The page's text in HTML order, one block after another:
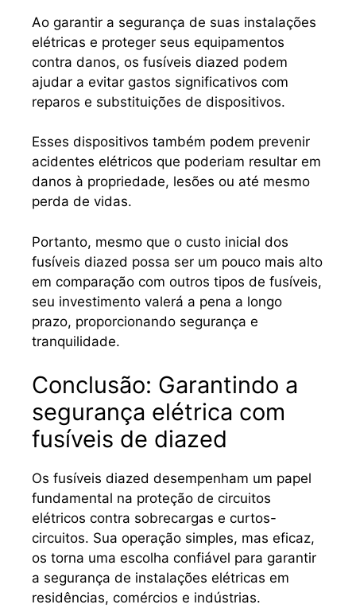
Ao garantir a segurança de suas instalações
elétricas e proteger seus equipamentos
contra danos, os fusíveis diazed podem
ajudar a evitar gastos significativos com
reparos e substituições de dispositivos.
Esses dispositivos também podem prevenir
acidentes elétricos que poderiam resultar em
danos à propriedade, lesões ou até mesmo
perda de vidas.
Portanto, mesmo que o custo inicial dos
fusíveis diazed possa ser um pouco mais alto
em comparação com outros tipos de fusíveis,
seu investimento valerá a pena a longo
prazo, proporcionando segurança e
tranquilidade.
Conclusão: Garantindo a
segurança elétrica com
fusíveis de diazed
Os fusíveis diazed desempenham um papel
fundamental na proteção de circuitos
elétricos contra sobrecargas e curtos-
circuitos. Sua operação simples, mas eficaz,
os torna uma escolha confiável para garantir
a segurança de instalações elétricas em
residências, comércios e indústrias.